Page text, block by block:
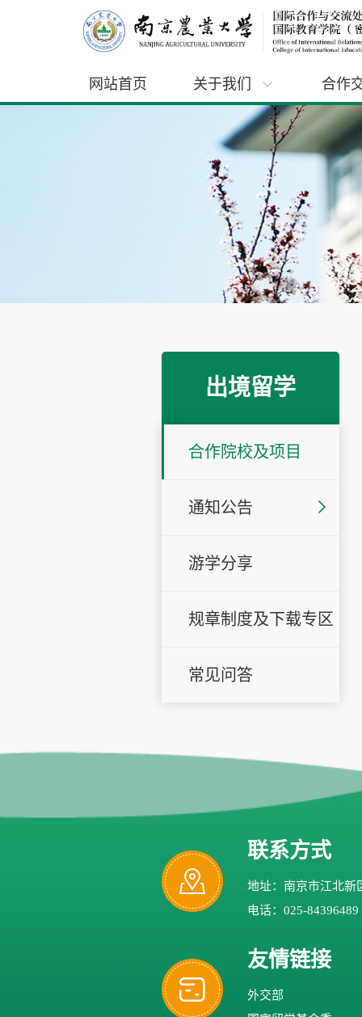
网站首页 关于我们 合作
出境留学
合作院校及项目
通知公告
游学分享
规章制度及下载专区
常见问答
联系方式
地址：南京市江北新
电话：025-84396489
友情链接
外交部